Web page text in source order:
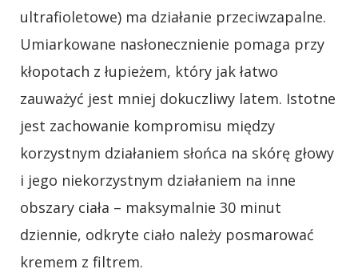
ultrafioletowe) ma działanie przeciwzapalne.
Umiarkowane nasłonecznienie pomaga przy
kłopotach z łupieżem, który jak łatwo
zauważyć jest mniej dokuczliwy latem. Istotne
jest zachowanie kompromisu między
korzystnym działaniem słońca na skórę głowy
i jego niekorzystnym działaniem na inne
obszary ciała – maksymalnie 30 minut
dziennie, odkryte ciało należy posmarować
kremem z filtrem.